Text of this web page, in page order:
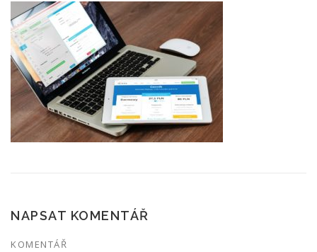
NAPSAT KOMENTÁŘ
KOMENTÁŘ